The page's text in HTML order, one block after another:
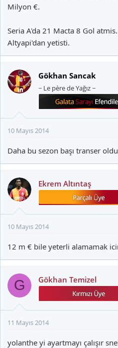
Milyon €.
Seria A'da 21 Macta 8 Gol
Altyapi'dan yetisti.
Gökhan Sancak
~ Le père de Yağız ~
10 Mayıs 2014
Daha bu sezon başı transer
Ekrem Altıntaş
10 Mayıs 2014
12 m € bile yeterli alamamak
G Gökhan Temizel
11 Mayıs 2014
yolanthe yi ayartmayı çalışır